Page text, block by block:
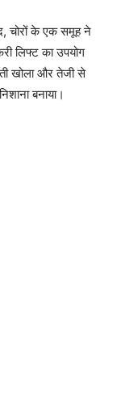
चोरों के एक समूह ने
लिफ्ट का उपयोग
खोला और तेजी से
बनाया।